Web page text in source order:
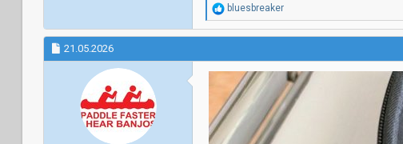
R
e
a
j
n
e
:
bluesbreaker
21.05.2026